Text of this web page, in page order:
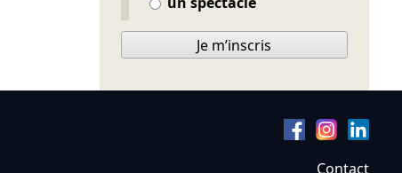
Je m’inscris
Contact